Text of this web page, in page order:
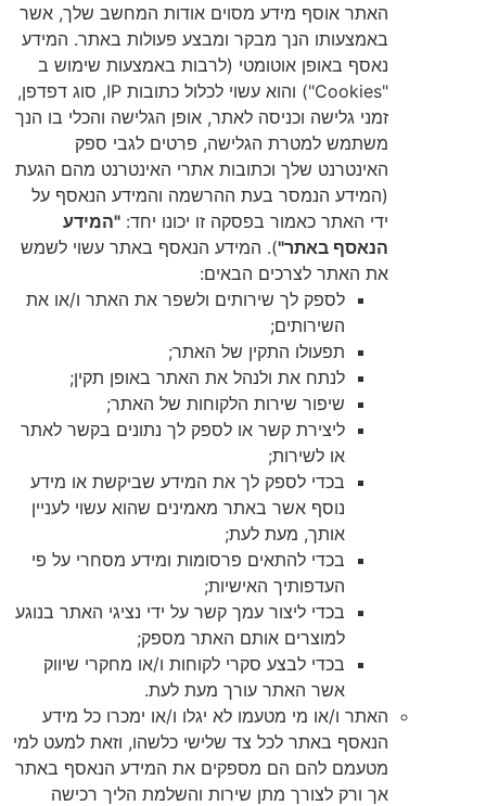
האתר אוסף מידע מסוים אודות המחשב שלך, אשר
באמצעותו הנך מבקר ומבצע פעולות באתר. המידע
נאסף באופן אוטומטי (לרבות באמצעות שימוש ב
"Cookies") והוא עשוי לכלול כתובות IP, סוג דפדפן,
זמני גלישה וכניסה לאתר, אופן הגלישה והכלי בו הנך
משתמש למטרת הגלישה, פרטים לגבי ספק
האינטרנט שלך וכתובות אתרי האינטרנט מהם הגעת
(המידע הנמסר בעת ההרשמה והמידע הנאסף על
ידי האתר כאמור בפסקה זו יכונו יחד: "המידע
הנאסף באתר"). המידע הנאסף באתר עשוי לשמש
את האתר לצרכים הבאים:
לספק לך שירותים ולשפר את האתר ו/או את
השירותים;
תפעולו התקין של האתר;
לנתח את ולנהל את האתר באופן תקין;
שיפור שירות הלקוחות של האתר;
ליצירת קשר או לספק לך נתונים בקשר לאתר
או לשירות;
בכדי לספק לך את המידע שביקשת או מידע
נוסף אשר באתר מאמינים שהוא עשוי לעניין
אותך, מעת לעת;
בכדי להתאים פרסומות ומידע מסחרי על פי
העדפותיך האישיות;
בכדי ליצור עמך קשר על ידי נציגי האתר בנוגע
למוצרים אותם האתר מספק;
בכדי לבצע סקרי לקוחות ו/או מחקרי שיווק
אשר האתר עורך מעת לעת.
האתר ו/או מי מטעמו לא יגלו ו/או ימכרו כל מידע
הנאסף באתר לכל צד שלישי כלשהו, וזאת למעט למי
מטעמם להם הם מספקים את המידע הנאסף באתר
אך ורק לצורך מתן שירות והשלמת הליך רכישה